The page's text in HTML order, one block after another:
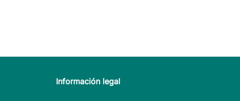
Información legal